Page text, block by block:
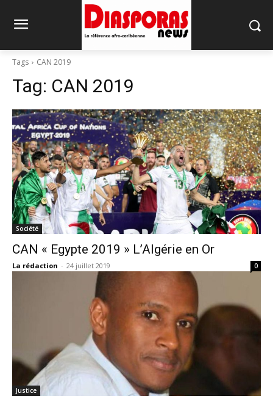
Tags CAN 2019
Tag: CAN 2019
Société
CAN « Egypte 2019 » L’Algérie en Or
La rédaction - 24 juillet 2019 0
Justice